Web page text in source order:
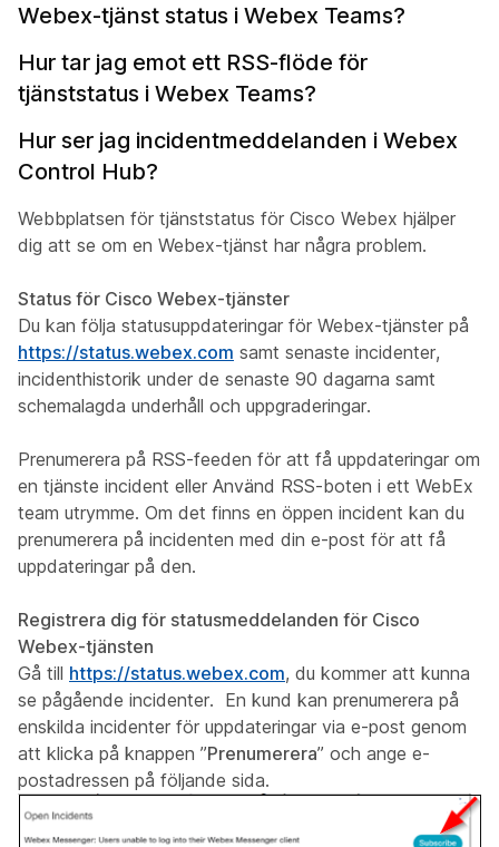
Webex-tjänst status i Webex Teams?
Hur tar jag emot ett RSS-flöde för
tjänststatus i Webex Teams?
Hur ser jag incidentmeddelanden i Webex
Control Hub?
Webbplatsen för tjänststatus för Cisco Webex hjälper
dig att se om en Webex-tjänst har några problem.
Status för Cisco Webex-tjänster
Du kan följa statusuppdateringar för Webex-tjänster på
https://status.webex.com samt senaste incidenter,
incidenthistorik under de senaste 90 dagarna samt
schemalagda underhåll och uppgraderingar.
Prenumerera på RSS-feeden för att få uppdateringar om
en tjänste incident eller Använd RSS-boten i ett WebEx
team utrymme. Om det finns en öppen incident kan du
prenumerera på incidenten med din e-post för att få
uppdateringar på den.
Registrera dig för statusmeddelanden för Cisco
Webex-tjänsten
Gå till https://status.webex.com, du kommer att kunna
se pågående incidenter. En kund kan prenumerera på
enskilda incidenter för uppdateringar via e-post genom
att klicka på knappen ”Prenumerera” och ange e-
postadressen på följande sida.